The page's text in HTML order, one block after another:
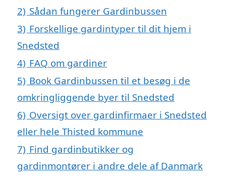
2) Sådan fungerer Gardinbussen
3) Forskellige gardintyper til dit hjem i
Snedsted
4) FAQ om gardiner
5) Book Gardinbussen til et besøg i de
omkringliggende byer til Snedsted
6) Oversigt over gardinfirmaer i Snedsted
eller hele Thisted kommune
7) Find gardinbutikker og
gardinmontører i andre dele af Danmark